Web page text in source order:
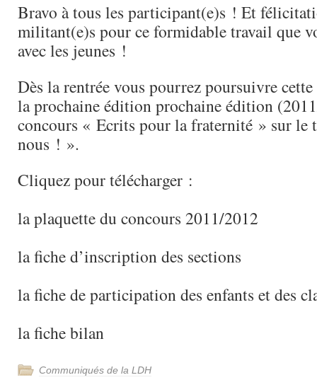
Bravo à tous les participant(e)s ! Et
militant(e)s pour ce formidable travail que
avec les jeunes !
Dès la rentrée vous pourrez poursuivre
la prochaine édition prochaine édition
concours « Ecrits pour la fraternité » sur le
nous ! ».
Cliquez pour télécharger :
la plaquette du concours 2011/2012
la fiche d’inscription des sections
la fiche de participation des enfants et des
la fiche bilan
Communiqués de la LDH